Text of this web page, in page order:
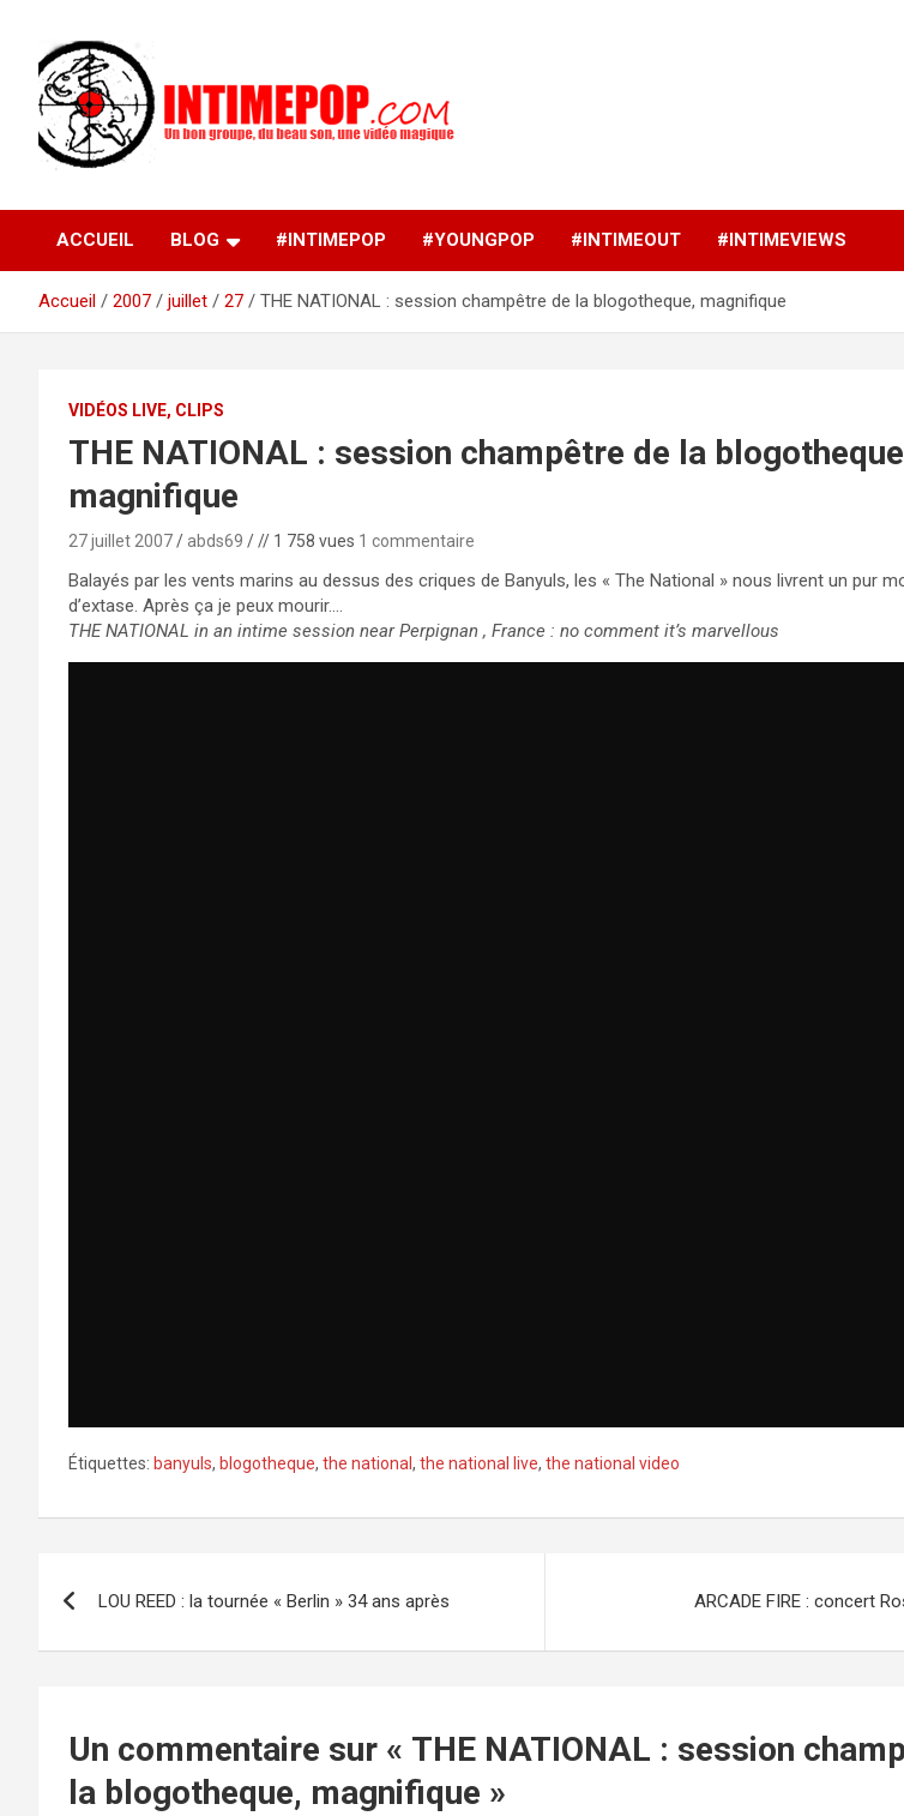
contenu
intimepop.com
musiques actuelles pop rock, post-rock, indé sur Lyon. rock pop
concert lyon
ACCUEIL BLOG #INTIMEPOP #YOUNGPOP #INTIMEOUT #INTIMEVIEWS
Accueil 2007 juillet 27 THE NATIONAL : session champêtre de la blogotheque, magnifique
VIDÉOS LIVE, CLIPS
THE NATIONAL : session champêtre de la
magnifique
27 juillet 2007 abds69 // 1 758 vues 1 commentaire
Balayés par les vents marins au dessus des criques de Banyuls, les « The National » nous livrent un pur
d’extase. Après ça je peux mourir….
THE NATIONAL in an intime session near Perpignan , France : no comment it’s marvellous
Étiquettes: banyuls, blogotheque, the national , the national live, the national video
de
LOU REED : la tournée « Berlin » 34 ans après ARCADE FIRE : concert
Un commentaire sur « THE NATIONAL : session
la blogotheque, magnifique »